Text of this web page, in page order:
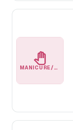
MANICURE/PEDICURE